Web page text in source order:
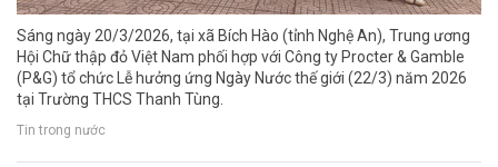
Sáng ngày 20/3/2026, tại xã Bích Hào (tỉnh Nghệ An), Trung ương
Hội Chữ thập đỏ Việt Nam phối hợp với Công ty Procter & Gamble
(P&G) tổ chức Lễ hưởng ứng Ngày Nước thế giới (22/3) năm 2026
tại Trường THCS Thanh Tùng.
Tin trong nước